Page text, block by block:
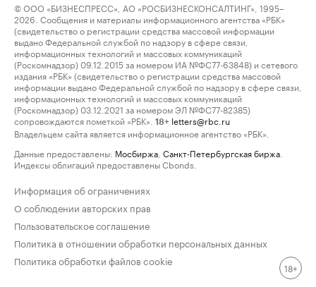
© ООО «БИЗНЕСПРЕСС», АО «РОСБИЗНЕСКОНСАЛТИНГ», 1995–
2026. Сообщения и материалы информационного агентства «РБК»
(свидетельство о регистрации средства массовой информации
выдано Федеральной службой по надзору в сфере связи,
информационных технологий и массовых коммуникаций
(Роскомнадзор) 09.12.2015 за номером ИА №ФС77-63848) и сетевого
издания «РБК» (свидетельство о регистрации средства массовой
информации выдано Федеральной службой по надзору в сфере связи,
информационных технологий и массовых коммуникаций
(Роскомнадзор) 03.12.2021 за номером ЭЛ №ФС77-82385)
сопровождаются пометкой «РБК».
18+ letters@rbc.ru
Владельцем сайта является информационное агентство «РБК».
Данные предоставлены: Мосбиржа Санкт-Петербургская биржа
Индексы облигаций предоставлены Cbonds.
Информация об ограничениях
О соблюдении авторских прав
Пользовательское соглашение
Политика в отношении обработки персональных данных
Политика обработки файлов cookie
18+